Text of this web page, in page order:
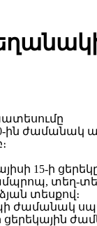
20-ին
15-ի
տեղ-տեղ
տեսքով։
ցերեկային